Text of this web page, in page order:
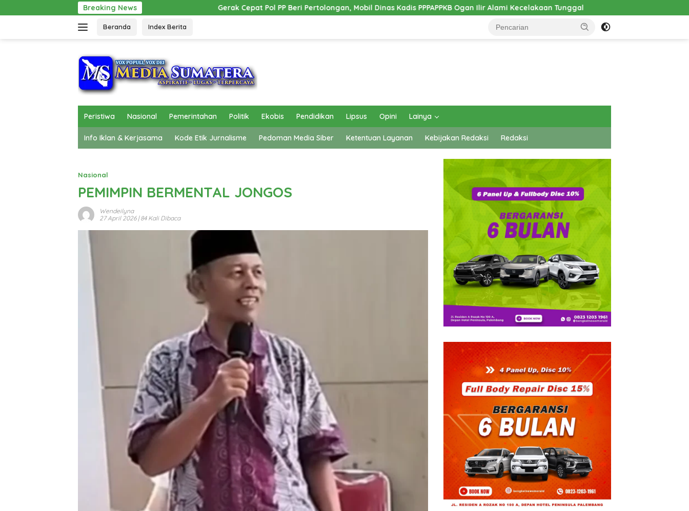
ke
Breaking NewsGerak Cepat Pol PP Beri Pertolongan, Mobil Dinas Kadis PPPAPPKB Ogan Ilir Alami Kecelakaan Tunggal Pembangunan Cathlab RSUD Hadrianus
Beranda Index Berita
Peristiwa Nasional Pemerintahan Politik Ekobis Pendidikan Lipsus Opini Lainya
Info Iklan & Kerjasama Kode Etik Jurnalisme Pedoman Media Siber Ketentuan Layanan Kebijakan Redaksi Redaksi
Nasional
PEMIMPIN BERMENTAL JONGOS
Wendeilyna
27 April 2026| 84 Kali Dibaca